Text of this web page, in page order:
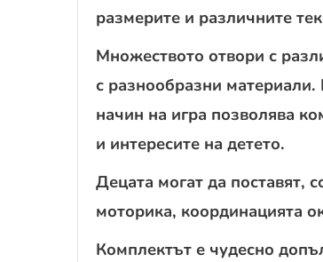
размерите и различните
Множеството отвори с
с разнообразни
начин на игра позволява
и интересите на детето.
Децата могат да поставят,
моторика, координацията
Комплектът е чудесно